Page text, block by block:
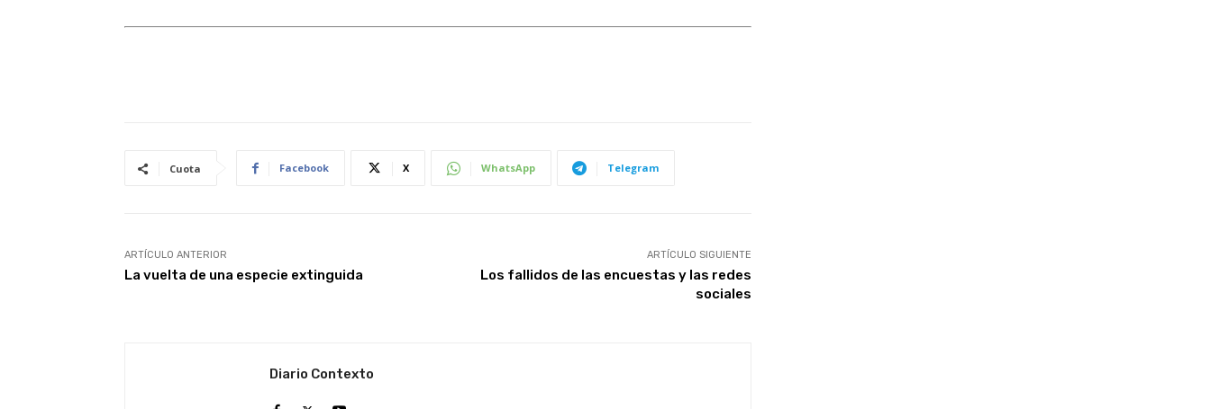
Cuota Facebook X WhatsApp Telegram
ARTÍCULO ANTERIOR
La vuelta de una especie extinguida
ARTÍCULO SIGUIENTE
Los fallidos de las encuestas y las redes
sociales
Diario Contexto